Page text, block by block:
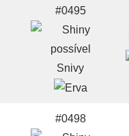
#0495
Snivy
#0498